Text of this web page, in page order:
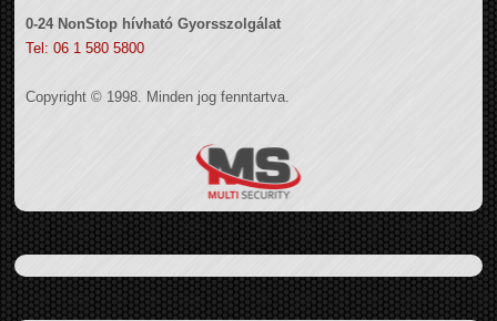
0-24 NonStop hívható Gyorsszolgálat
Tel: 06 1 580 5800
Copyright © 1998. Minden jog fenntartva.